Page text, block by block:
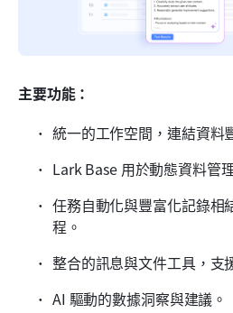
主要功能：
統一的工作空間，連結資料
Lark Base 用於動態資料管
任務自動化與豐富化記錄相
程。
整合的訊息與文件工具，支
AI 驅動的數據洞察與建議。